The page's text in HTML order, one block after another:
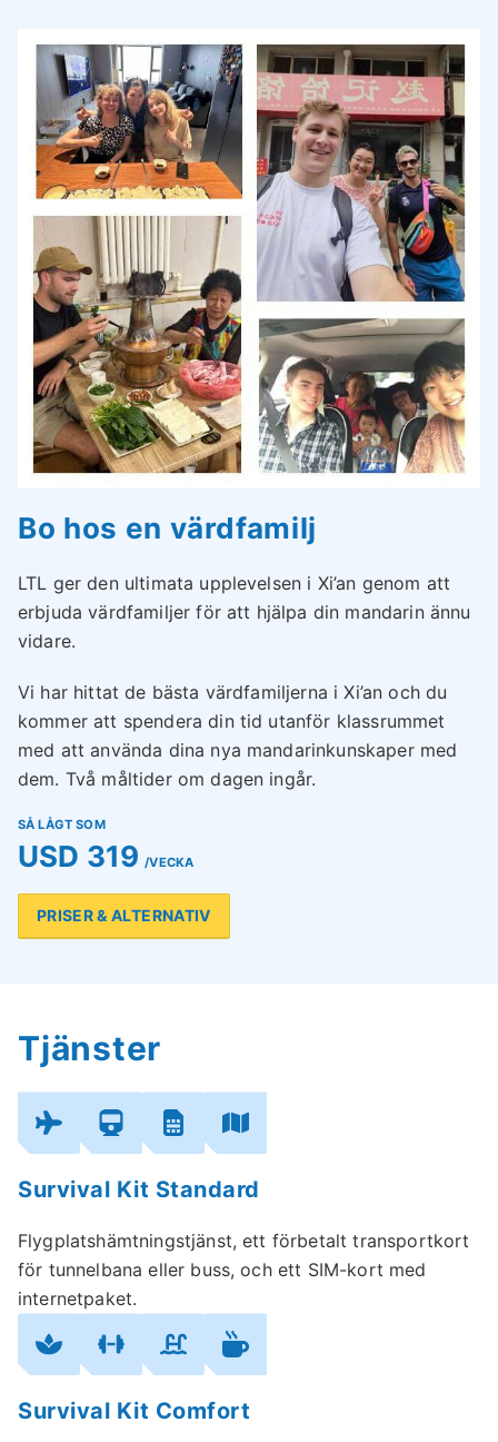
Bo hos en värdfamilj
LTL ger den ultimata upplevelsen i Xi’an genom att
erbjuda värdfamiljer för att hjälpa din mandarin ännu
vidare.
Vi har hittat de bästa värdfamiljerna i Xi’an och du
kommer att spendera din tid utanför klassrummet
med att använda dina nya mandarinkunskaper med
dem. Två måltider om dagen ingår.
SÅ LÅGT SOM
USD 319 /VECKA
PRISER & ALTERNATIV
Tjänster
Survival Kit Standard
Flygplatshämtningstjänst, ett förbetalt transportkort
för tunnelbana eller buss, och ett SIM-kort med
internetpaket.
Survival Kit Comfort